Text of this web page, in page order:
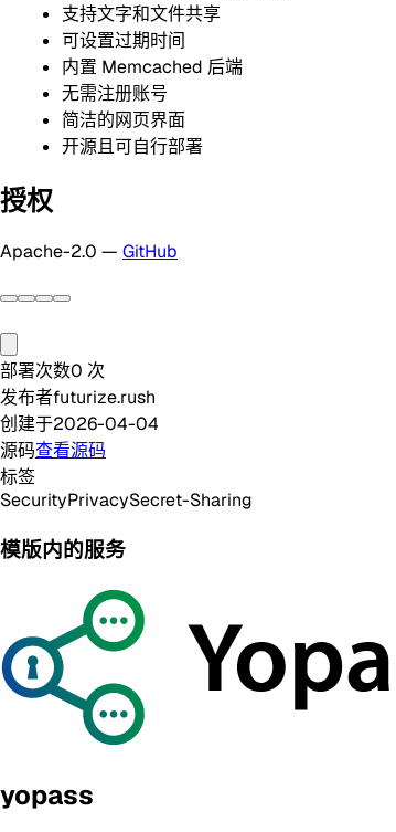
支持文字和文件共享
可设置过期时间
内置 Memcached 后端
无需注册账号
简洁的网页界面
开源且可自行部署
授权
Apache-2.0 — GitHub
部署次数0 次
发布者futurize.rush
创建于2026-04-04
源码查看源码
标签
SecurityPrivacySecret-Sharing
模版内的服务
yopass